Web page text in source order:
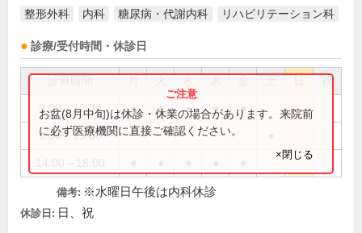
整形外科 内科 糖尿病・代謝内科 リハビリテーション科
診療/受付時間・休診日
祝
9:00～12:30 ● ● ● ● ●
9:00～13:00
お盆(8月中旬)は休診・休業の場合があります。来院前
に必ず医療機関に直接ご確認ください。
×閉じる
備考: ※水曜日午後は内科休診
休診日: 日、祝